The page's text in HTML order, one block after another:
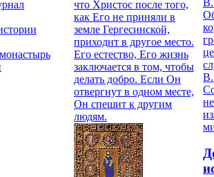
что Христос после того,
как Его не приняли в
земле Гергесинской,
приходит в другое место.
Его естество, Его жизнь
заключается в том, чтобы
делать добро. Если Он
отвергнут в одном месте,
Он спешит к другим
людям.